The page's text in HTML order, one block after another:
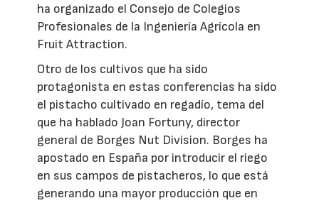
ha organizado el Consejo de Colegios
Profesionales de la Ingeniería Agrícola en
Fruit Attraction.
Otro de los cultivos que ha sido
protagonista en estas conferencias ha sido
el pistacho cultivado en regadío, tema del
que ha hablado Joan Fortuny, director
general de Borges Nut Division. Borges ha
apostado en España por introducir el riego
en sus campos de pistacheros, lo que está
generando una mayor producción que en